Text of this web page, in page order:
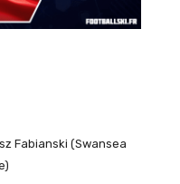
Fabianski (Swansea